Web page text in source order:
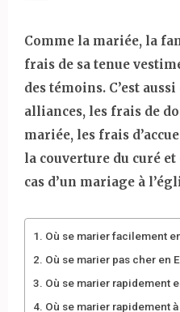
Comme la mariée, la
frais de sa tenue
des témoins. C’est
alliances, les frais de
mariée, les frais
la couverture du curé et
cas d’un mariage à
Où se marier facilement
Où se marier pas cher en
Où se marier rapidement
Où se marier rapidement à